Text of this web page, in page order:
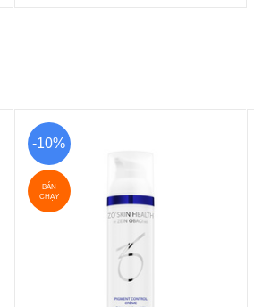
-10%
BÁN
CHẠY